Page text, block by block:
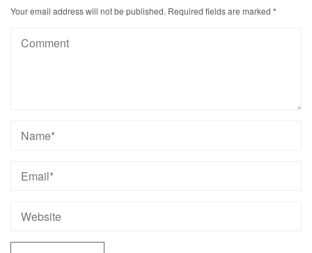
Your email address will not be published. Required fields are marked *